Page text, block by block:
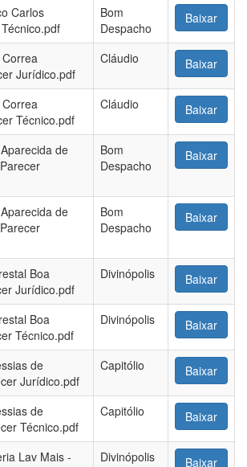
Carlos
Bom
Despacho
Baixar
Jurídico.pdf
Cláudio Baixar
Técnico.pdf
Cláudio Baixar
de
Bom
Despacho
Baixar
de
Bom
Despacho
Baixar
Boa
Jurídico.pdf
Divinópolis Baixar
Boa
Técnico.pdf
Divinópolis Baixar
de
Jurídico.pdf
Capitólio Baixar
de
Técnico.pdf
Capitólio Baixar
Lav Mais -
Divinópolis Baixar